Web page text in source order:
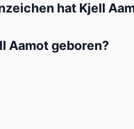
hat Kjell
Aamot geboren?